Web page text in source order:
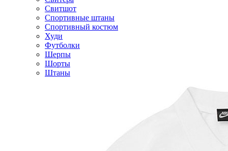
Свитшот
Спортивные штаны
Спортивный костюм
Худи
Футболки
Шерпы
Шорты
Штаны